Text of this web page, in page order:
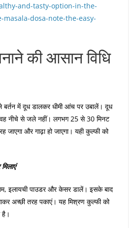
and-tasty-option-in-the-
masala-dosa-note-the-easy-
की आसान विधि
बर्तन में दूध डालकर धीमी आंच पर उबालें। दूध
वह नीचे से जले नहीं। लगभग 25 से 30 मिनट
और गाढ़ा हो जाएगा। यही कुल्फी को
इलायची पाउडर और केसर डालें। इसके बाद
अच्छी तरह पकाएं। यह मिश्रण कुल्फी को
है।